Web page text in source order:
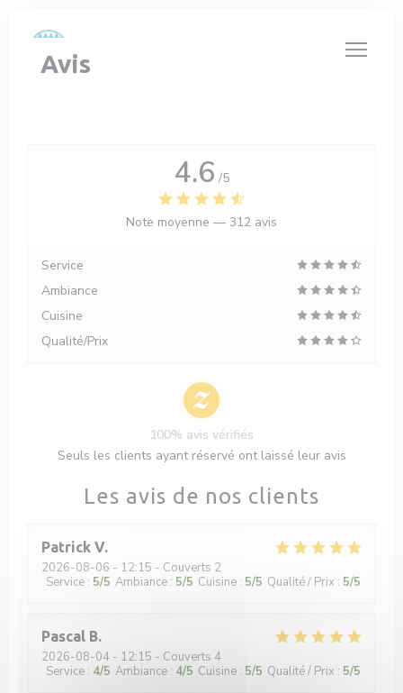
Avis
Les avis de nos clients
Patrick V
2026-08-06 - 12:15 - Couverts 2
Service : 5/5 Ambiance : 5/5 Cuisine : 5/5 Qualité / Prix : 5/5
Pascal B
2026-08-04 - 12:15 - Couverts 4
Service : 4/5 Ambiance : 4/5 Cuisine : 5/5 Qualité / Prix : 5/5
4.6 /5
Note moyenne — 312 avis
Service
Ambiance
Cuisine
Qualité/Prix
100% avis vérifiés
Seuls les clients ayant réservé ont laissé leur avis